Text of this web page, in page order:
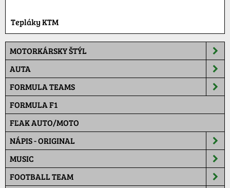
Tepláky KTM
MOTORKÁRSKY ŠTÝL
AUTA
FORMULA TEAMS
FORMULA F1
FĽAK AUTO/MOTO
NÁPIS - ORIGINAL
MUSIC
FOOTBALL TEAM